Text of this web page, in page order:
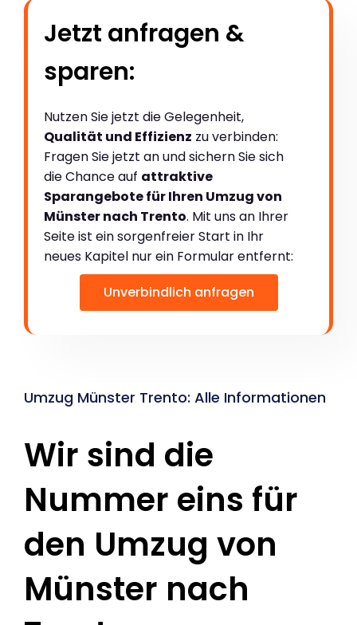
Jetzt anfragen &
sparen:
Nutzen Sie jetzt die Gelegenheit,
Qualität und Effizienz zu verbinden:
Fragen Sie jetzt an und sichern Sie sich
die Chance auf attraktive
Sparangebote für Ihren Umzug von
Münster nach Trento. Mit uns an Ihrer
Seite ist ein sorgenfreier Start in Ihr
neues Kapitel nur ein Formular entfernt:
Unverbindlich anfragen
Umzug Münster Trento: Alle Informationen
Wir sind die
Nummer eins für
den Umzug von
Münster nach